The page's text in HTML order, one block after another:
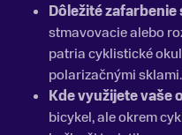
Dôležité zafarbenie
stmavovacie alebo
patria cyklistické
polarizačnými sklami.
Kde využijete vaše
bicykel, ale okrem